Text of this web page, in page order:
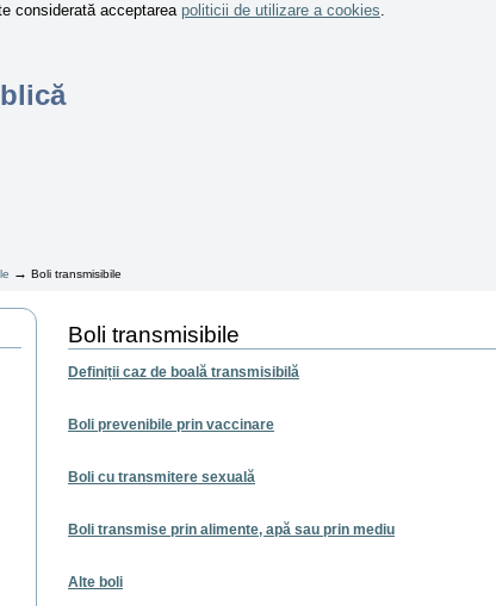
considerată acceptarea politicii de utilizare a cookies.
→Boli transmisibile
Boli transmisibile
Definiții caz de boală transmisibilă
Boli prevenibile prin vaccinare
Boli cu transmitere sexuală
Boli transmise prin alimente, apă sau prin mediu
Alte boli